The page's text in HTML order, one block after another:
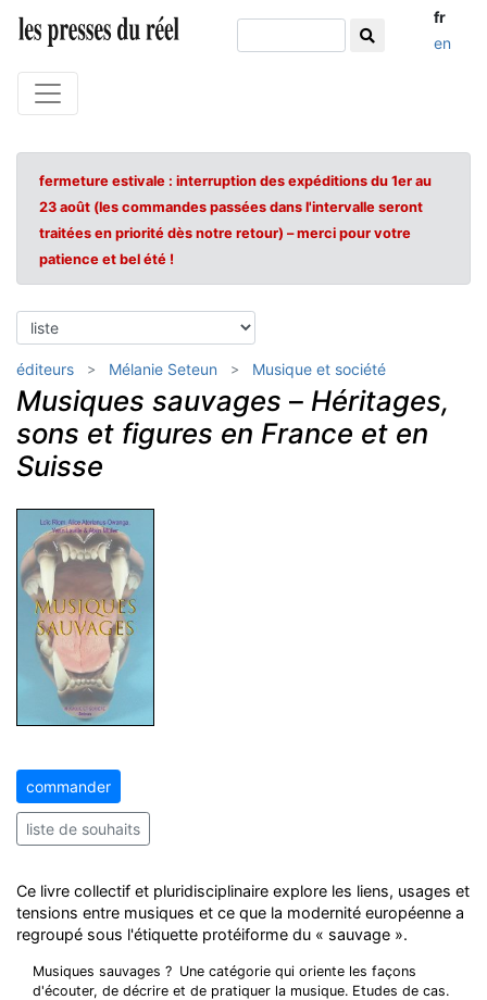
fr
en
fermeture estivale : interruption des expéditions du 1er au
23 août (les commandes passées dans l'intervalle seront
traitées en priorité dès notre retour) – merci pour votre
patience et bel été !
éditeurs Mélanie Seteun Musique et société
Musiques sauvages – Héritages,
sons et figures en France et en
Suisse
commander
liste de souhaits
Ce livre collectif et pluridisciplinaire explore les liens, usages et
tensions entre musiques et ce que la modernité européenne a
regroupé sous l'étiquette protéiforme du « sauvage ».
Musiques sauvages ? Une catégorie qui oriente les façons
d'écouter, de décrire et de pratiquer la musique. Etudes de cas.